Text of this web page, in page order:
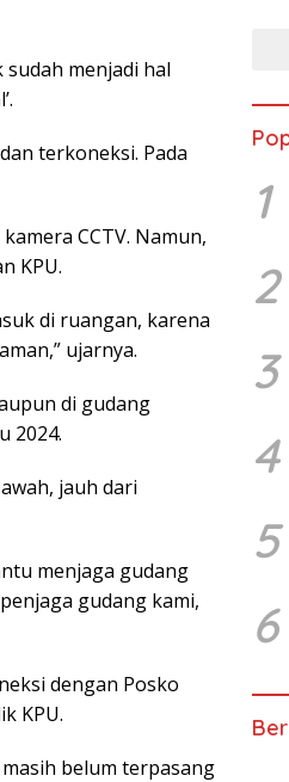
menjadi hal
terkoneksi. Pada
CCTV. Namun,
KPU.
di ruangan, karena
ujarnya.
di gudang
2024.
jauh dari
menjaga gudang
gudang kami,
dengan Posko
KPU.
belum terpasang
1
2
3
4
5
6